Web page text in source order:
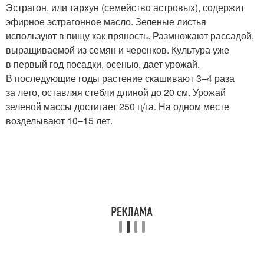
Эстрагон, или тархун (семейство астровых), содержит
эфирное эстрагонное масло. Зеленые листья
используют в пищу как пряность. Размножают рассадой,
выращиваемой из семян и черенков. Культура уже
в первый год посадки, осенью, дает урожай.
В последующие годы растение скашивают 3–4 раза
за лето, оставляя стебли длиной до 20 см. Урожай
зеленой массы достигает 250 ц/га. На одном месте
возделывают 10–15 лет.